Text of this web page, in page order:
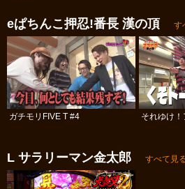
eぱちんこ押忍!番長 漢の頂 す
ガチモリFIVE T #4 それゆけ
L サラリーマン金太郎 すべて見